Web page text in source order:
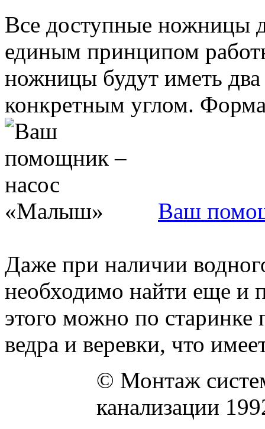
Все доступные ножницы
единым принципом
ножницы будут иметь
конкретным углом.
Ваш
Даже при наличии
необходимо найти еще и
этого можно по
ведра и веревки, что
© Монтаж
канализации